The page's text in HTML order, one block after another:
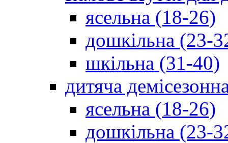
ясельна (18-26)
дошкільна (23-
шкільна (31-40)
дитяча
ясельна (18-26)
дошкільна (23-